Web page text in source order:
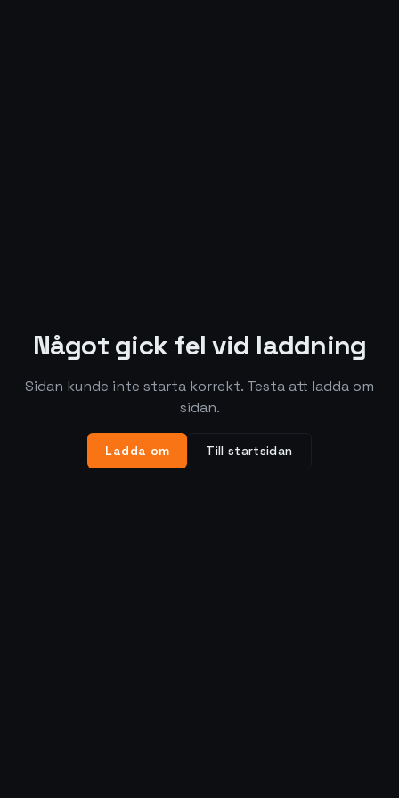
Något gick fel vid laddning
Sidan kunde inte starta korrekt. Testa att ladda om
sidan.
Ladda om Till startsidan